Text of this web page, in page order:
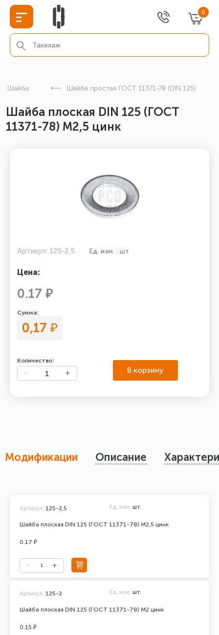
0
Шайба Шайба простая ГОСТ 11371-78 (DIN 125)
Шайба плоская DIN 125 (ГОСТ
11371-78) М2,5 цинк
Артикул: 125-2,5 Ед. изм. : шт
Цена:
0.17 ₽
Сумма:
0,17 ₽
Количество:
В корзину
Модификации Описание
Шайба плоская DIN 125 (ГОСТ 11371-78) М2,5 цинк
Артикул: 125-2,5 Ед. изм. шт.
0.17 ₽
Шайба плоская DIN 125 (ГОСТ 11371-78) М2 цинк
Артикул: 125-2 Ед. изм. шт.
0.15 ₽